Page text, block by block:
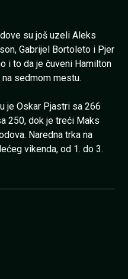
su još uzeli Aleks
Gabrijel Bortoleto i Pjer
i to da je čuveni Hamilton
sedmom mestu.
je Oskar Pjastri sa 266
250, dok je treći Maks
Naredna trka na
vikenda, od 1. do 3.